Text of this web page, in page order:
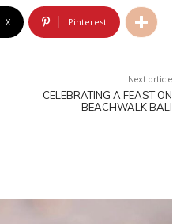
X Pinterest
Next article
CELEBRATING A FEAST ON
BEACHWALK BALI